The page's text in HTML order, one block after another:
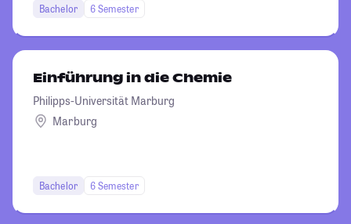
Bachelor 6 Semester
Einführung in die Chemie
Philipps-Universität Marburg
Marburg
Bachelor 6 Semester